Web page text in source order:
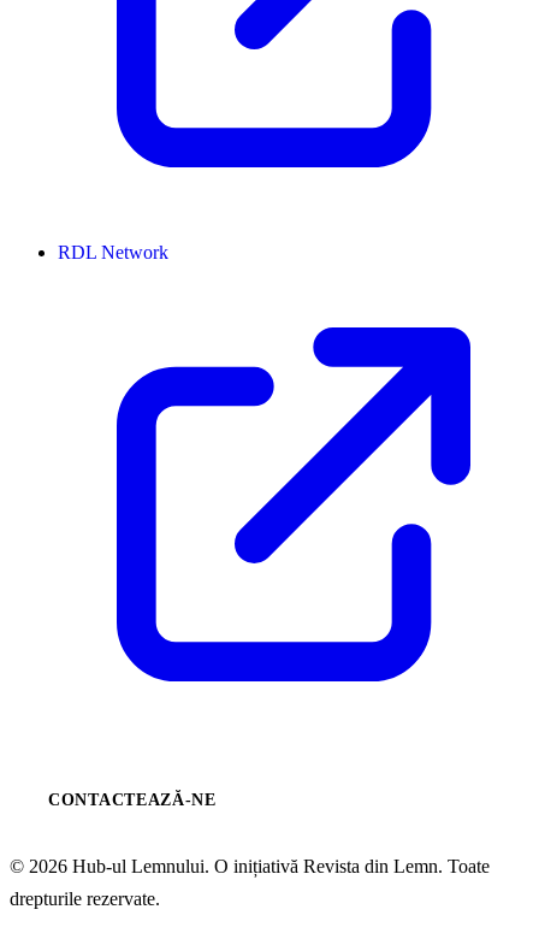
RDL Network
CONTACTEAZĂ-NE
© 2026 Hub-ul Lemnului. O inițiativă Revista din Lemn. Toate
drepturile rezervate.